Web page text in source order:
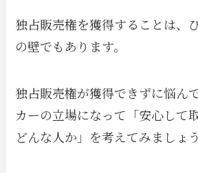
独占販売権を獲得することは、
の壁でもあります。
独占販売権が獲得できずに悩ん
カーの立場になって「安心して
どんな人か」を考えてみましょう